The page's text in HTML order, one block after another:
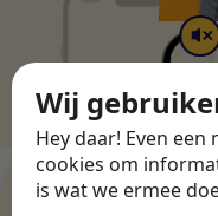
Wij
Hey daar! Even
cookies om
is wat we ermee